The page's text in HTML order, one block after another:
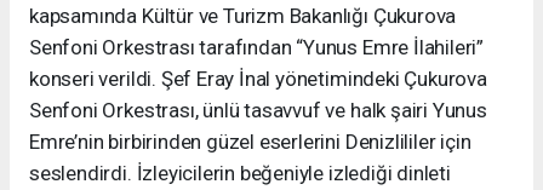
kapsamında Kültür ve Turizm Bakanlığı Çukurova
Senfoni Orkestrası tarafından “Yunus Emre İlahileri”
konseri verildi. Şef Eray İnal yönetimindeki Çukurova
Senfoni Orkestrası, ünlü tasavvuf ve halk şairi Yunus
Emre’nin birbirinden güzel eserlerini Denizlililer için
seslendirdi. İzleyicilerin beğeniyle izlediği dinleti